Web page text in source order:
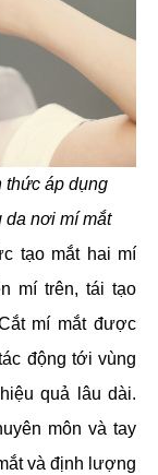
thức áp dụng
da nơi mí mắt
tạo mắt hai mí
mí trên, tái tạo
mí mắt được
động tới vùng
quả lâu dài.
môn và tay
và định lượng